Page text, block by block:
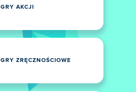
GRY AKCJI
GRY ZRĘCZNOŚCIOWE